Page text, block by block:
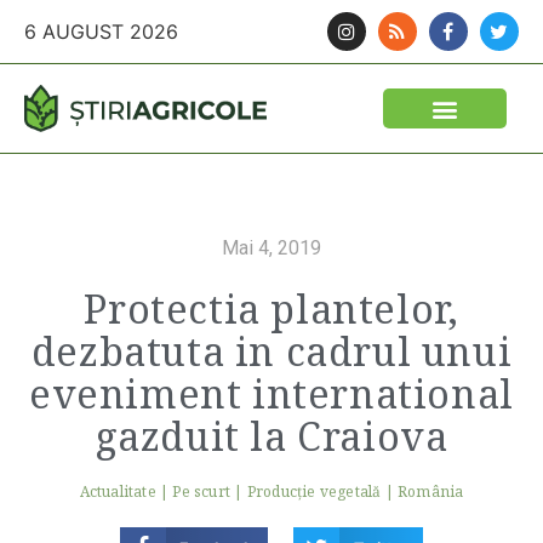
6 AUGUST 2026
Mai 4, 2019
Protectia plantelor,
dezbatuta in cadrul unui
eveniment international
gazduit la Craiova
Actualitate |Pe scurt | Producție vegetală | România